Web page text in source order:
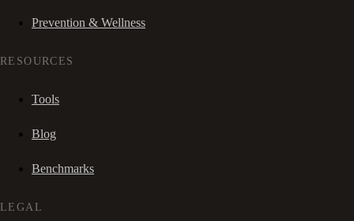
Prevention & Wellness
RESOURCES
Tools
Blog
Benchmarks
LEGAL